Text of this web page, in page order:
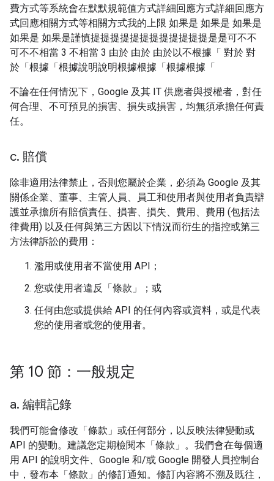
費方式等系統會在默默規範值方式詳細回應方式詳細回應方
式回應相關方式等相關方式我的上限 如果是 如果是 如果是
如果是 如果是謹慎提提提提提提提提提提提提是是可不不
可不不相當 3 不相當 3 由於 由於 由於以不根據「 對於 對
於「根據「根據說明說明根據根據「根據根據「
不論在任何情況下，Google 及其 IT 供應者與授權者，對任
何合理、不可預見的損害、損失或損害，均無須承擔任何責
任。
c. 賠償
除非適用法律禁止，否則您屬於企業，必須為 Google 及其
關係企業、董事、主管人員、員工和使用者與使用者負責辯
護並承擔所有賠償責任、損害、損失、費用、費用 (包括法
律費用) 以及任何與第三方因以下情況而衍生的指控或第三
方法律訴訟的費用：
濫用或使用者不當使用 API；
您或使用者違反「條款」；或
任何由您或提供給 API 的任何內容或資料，或是代表
您的使用者或您的使用者。
第 10 節：一般規定
a. 編輯記錄
我們可能會修改「條款」或任何部分，以反映法律變動或
API 的變動。建議您定期檢閱本「條款」。我們會在每個適
用 API 的說明文件、Google 和/或 Google 開發人員控制台
中，發布本「條款」的修訂通知。修訂內容將不溯及既往，